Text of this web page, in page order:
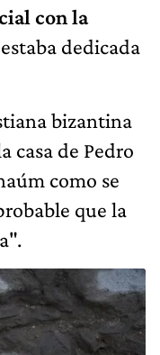
con la
dedicada
bizantina
de Pedro
como se
que la